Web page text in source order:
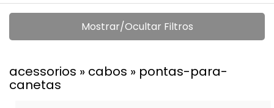
Mostrar/Ocultar Filtros
acessorios » cabos » pontas-para-
canetas